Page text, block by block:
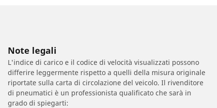
Note legali
L'indice di carico e il codice di velocità visualizzati possono
differire leggermente rispetto a quelli della misura originale
riportate sulla carta di circolazione del veicolo. Il rivenditore
di pneumatici è un professionista qualificato che sarà in
grado di spiegarti: